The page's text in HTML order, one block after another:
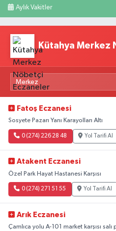
Aylık Vakitler
Kütahya Merkez
Fatoş Eczanesi
Sosyete Pazarı Yanı Karayolları Altı
0 (274) 226 28 48 Yol Tarifi Al
Atakent Eczanesi
Özel Park Hayat Hastanesi Karşısı
0 (274) 271 51 55 Yol Tarifi Al
Arık Eczanesi
Çamlıca yolu A-101 market karşısı salı